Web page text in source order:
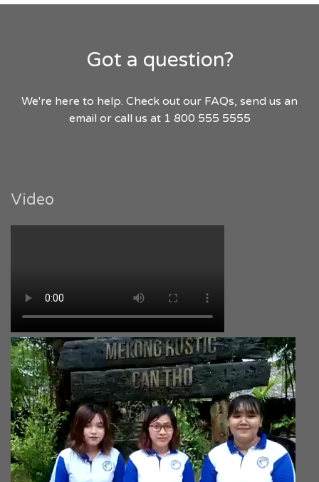
Got a question?
We're here to help. Check out our FAQs, send us an
email or call us at 1 800 555 5555
Video